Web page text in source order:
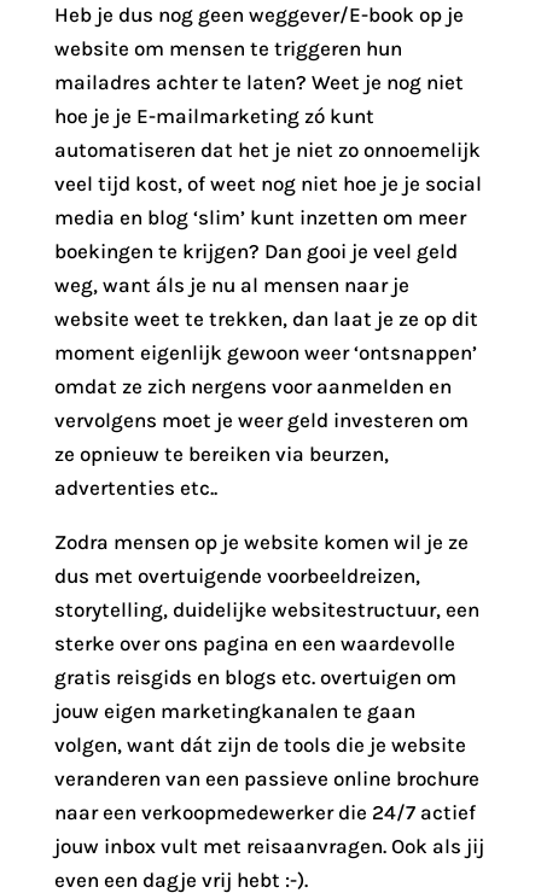
Heb je dus nog geen weggever/E-book op je
website om mensen te triggeren hun
mailadres achter te laten? Weet je nog niet
hoe je je E-mailmarketing zó kunt
automatiseren dat het je niet zo onnoemelijk
veel tijd kost, of weet nog niet hoe je je social
media en blog ‘slim’ kunt inzetten om meer
boekingen te krijgen? Dan gooi je veel geld
weg, want áls je nu al mensen naar je
website weet te trekken, dan laat je ze op dit
moment eigenlijk gewoon weer ‘ontsnappen’
omdat ze zich nergens voor aanmelden en
vervolgens moet je weer geld investeren om
ze opnieuw te bereiken via beurzen,
advertenties etc..
Zodra mensen op je website komen wil je ze
dus met overtuigende voorbeeldreizen,
storytelling, duidelijke websitestructuur, een
sterke over ons pagina en een waardevolle
gratis reisgids en blogs etc. overtuigen om
jouw eigen marketingkanalen te gaan
volgen, want dát zijn de tools die je website
veranderen van een passieve online brochure
naar een verkoopmedewerker die 24/7 actief
jouw inbox vult met reisaanvragen. Ook als jij
even een dagje vrij hebt :-).